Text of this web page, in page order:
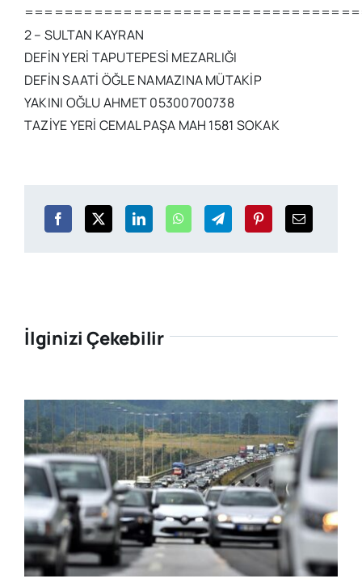
2 – SULTAN KAYRAN
DEFİN YERİ TAPUTEPESİ MEZARLIĞI
DEFİN SAATİ ÖĞLE NAMAZINA MÜTAKİP
YAKINI OĞLU AHMET 05300700738
TAZİYE YERİ CEMAL PAŞA MAH 1581 SOKAK
İlginizi Çekebilir